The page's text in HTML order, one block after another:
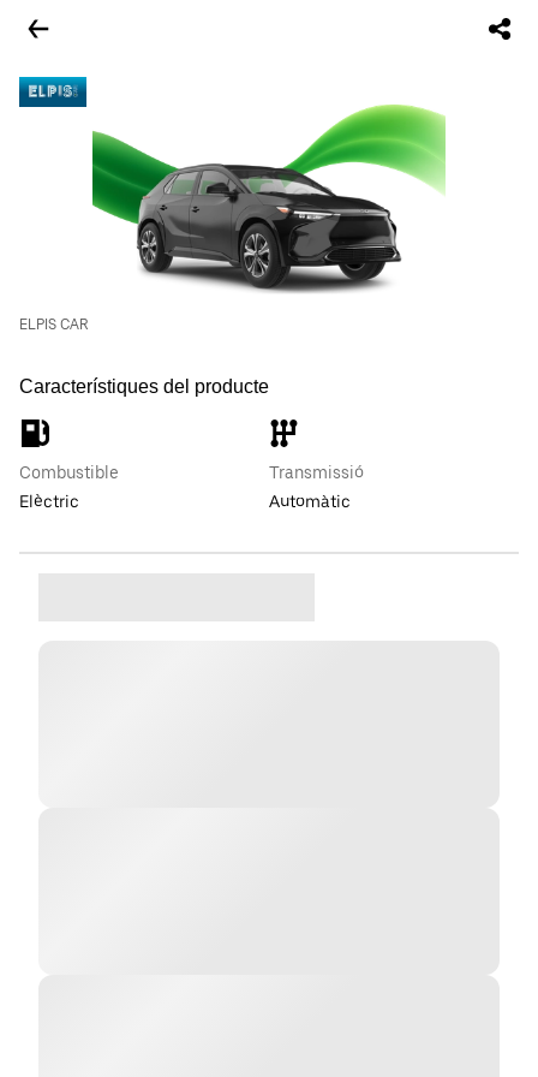
ELPIS CAR
Característiques del producte
Combustible
Elèctric
Transmissió
Automàtic